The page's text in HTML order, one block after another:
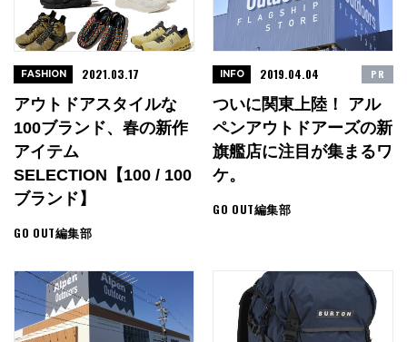
アウトドアスタイルな
100ブランド、春の新作
アイテム
SELECTION【100 / 100
ブランド】
GO OUT編集部
FASHION 2021.03.17
ついに関東上陸！ アル
ペンアウトドアーズの新
旗艦店に注目が集まるワ
ケ。
GO OUT編集部
INFO 2019.04.04 PR